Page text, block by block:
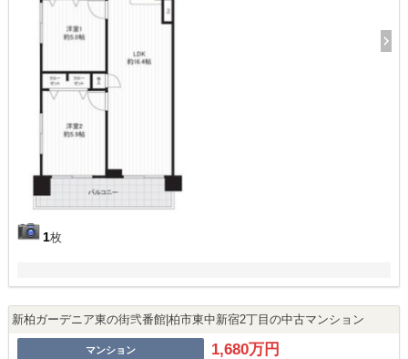
1枚
新柏ガーデニア東の街弐番館|柏市東中新宿2丁目の中古マンション
マンション 1,680万円